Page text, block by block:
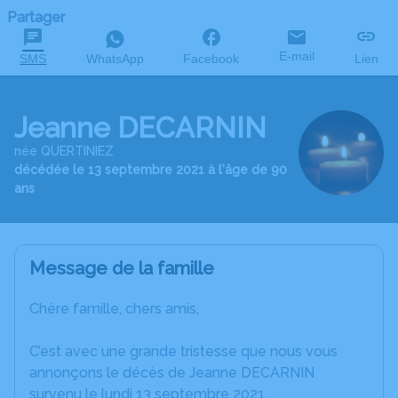
Partager
SMS WhatsApp Facebook E-mail Lien
Jeanne DECARNIN
née QUERTINIEZ
décédée le 13 septembre 2021 à l'âge de 90
ans
Message de la famille
Chère famille, chers amis,
C’est avec une grande tristesse que nous vous
annonçons le décès de Jeanne DECARNIN
survenu le lundi 13 septembre 2021.